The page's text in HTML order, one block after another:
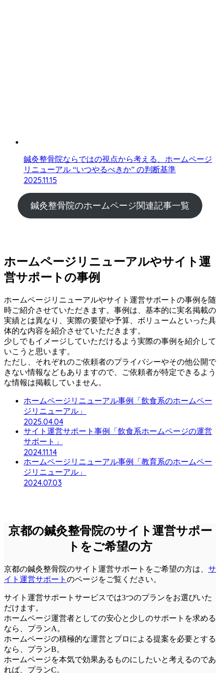
鍼灸整骨院ならではの視点から考える、ホームページ
リニューアル “いつやるべきか” の判断基準
2025.11.15
鍼灸整骨院のホームページ関連記事一覧
ホームページリニューアルやサイト運
営サポートの事例
ホームページリニューアルやサイト運営サポートの事例を随
時ご紹介させていただきます。事例は、基本的に実名掲載の
実績とは異なり、実際の要望や予算、ボリュームといった具
体的な内容を紹介させていただきます。
少しでもイメージしていただけるよう実際の事例を紹介して
いこうと思います。
ただし、それぞれのご依頼者のプライバシーやその他公開で
きない情報などもありますので、ご依頼者が特定できるよう
な情報は掲載していません。
ホームページリニューアル事例「飲食系のホームペー
ジリニューアル」
2025.04.04
サイト運営サポート事例「飲食系ホームページの運営
サポート」
2024.11.14
ホームページリニューアル事例「教育系のホームペー
ジリニューアル」
2024.07.03
京都の鍼灸整骨院のサイト運営サポー
トをご希望の方
京都の鍼灸整骨院のサイト運営サポートをご希望の方は、 サ
イト運営サポート のページをご覧ください。
サイト運営サポートサービスでは3つのプランをお選びいた
だけます。
ホームページ運営者としての安心と少しのサポートを求める
なら、 プランA 。
ホームページの積極的な運営とプロによる提案を必要とする
なら、 プランB。
ホームページを本気で効果あるものにしたいと考えるのであ
れば、 プランC。